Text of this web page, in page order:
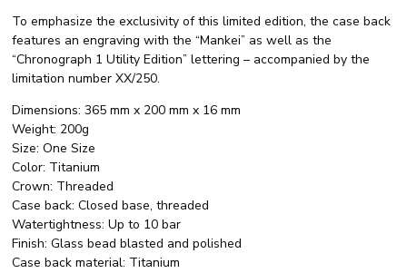
To emphasize the exclusivity of this limited edition, the case back
features an engraving with the “Mankei” as well as the
“Chronograph 1 Utility Edition” lettering – accompanied by the
limitation number XX/250.
Dimensions: 365 mm x 200 mm x 16 mm
Weight: 200g
Size: One Size
Color: Titanium
Crown: Threaded
Case back: Closed base, threaded
Watertightness: Up to 10 bar
Finish: Glass bead blasted and polished
Case back material: Titanium